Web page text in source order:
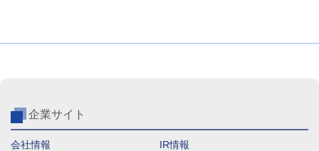
企業サイト
会社情報 IR情報